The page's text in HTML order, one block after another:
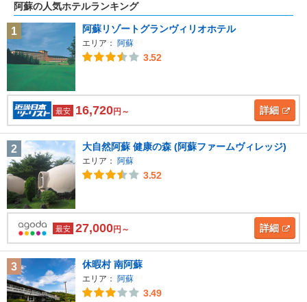
阿蘇の人気ホテルランキング
1 阿蘇リゾートグランヴィリオホテル
エリア： 阿蘇
3.52
最安 16,720円～ 詳細
2 大自然阿蘇 健康の森 (阿蘇ファームヴィレッジ)
エリア： 阿蘇
3.52
最安 27,000円～ 詳細
3 休暇村 南阿蘇
エリア： 阿蘇
3.49